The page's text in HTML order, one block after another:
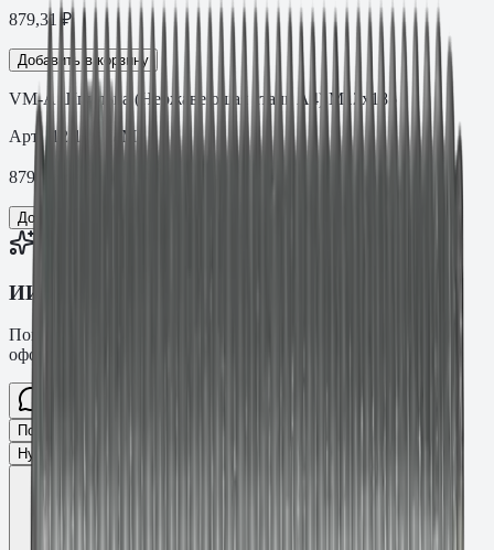
879,31 ₽
Добавить в корзину
VM-A Шпилька (Нержавеющая сталь A4) M12х185
Арт. .12.1854VM
879,31
Добавить в корзину
ИИ-консультант Fasty
Помогу подобрать товар, расскажу характеристики и
оформлю заявку.
Подобрать размер
Для какого основания?
Какая нагрузка?
Нужен ТС/ТО